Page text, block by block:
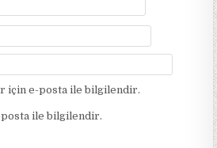
için e-posta ile bilgilendir.
posta ile bilgilendir.